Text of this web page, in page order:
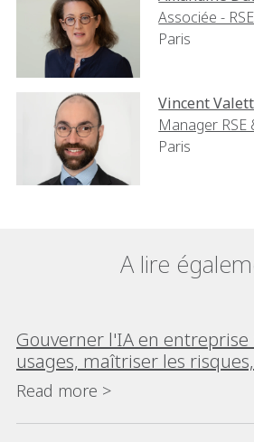
Associée -
Paris
Vincent
Manager RSE
Paris
A lire
Gouverner l'IA en entreprise
usages, maîtriser les
conformité
Read more >